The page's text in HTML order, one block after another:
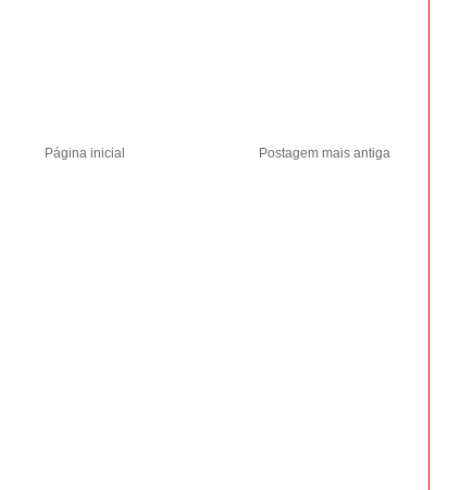
Postagem mais antiga
Página inicial